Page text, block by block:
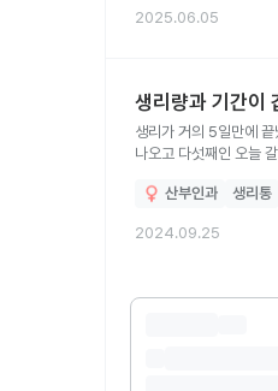
2025.06.05
생리량과 기간이
생리가 거의 5일만에
나오고 다섯째인 오늘
산부인과
생리통
2024.09.25